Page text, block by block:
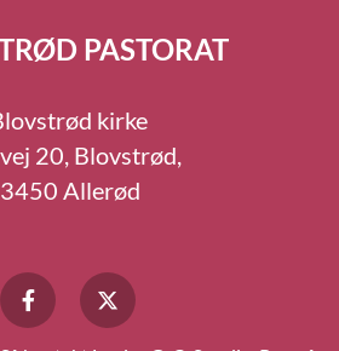
PASTORAT
kirke
20, Blovstrød,
Allerød